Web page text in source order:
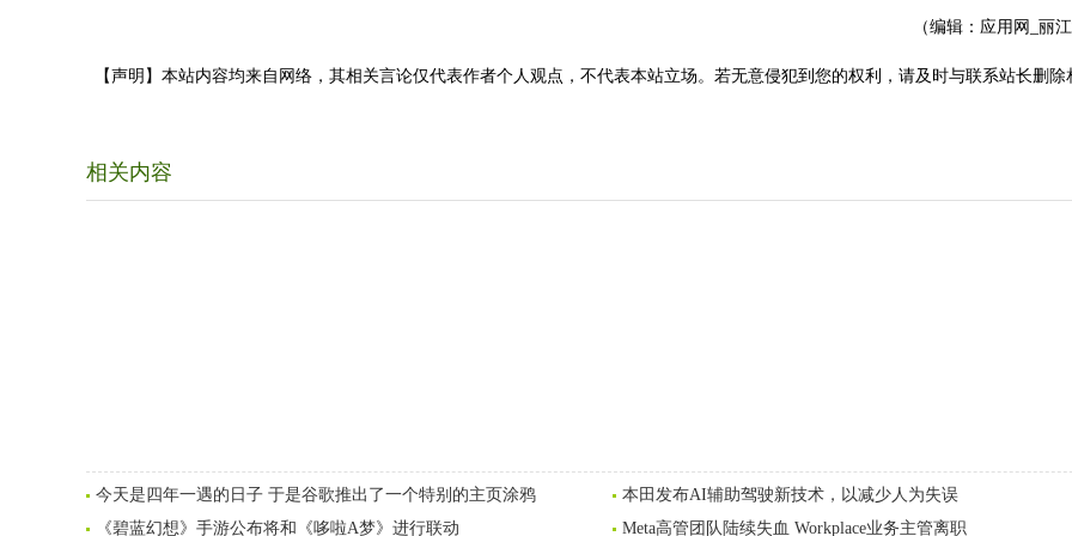
（编辑：应用网_丽
【声明】本站内容均来自网络，其相关言论仅代表作者个人观点，不代表本站立场。若无意侵犯到您的权利，请及时与联系站长删除
相关内容
今天是四年一遇的日子 于是谷歌推出了一个特别的主页涂鸦
本田发布AI辅助驾驶新技术，以减少人为失误
《碧蓝幻想》手游公布将和《哆啦A梦》进行联动
Meta高管团队陆续失血 Workplace业务主管离职